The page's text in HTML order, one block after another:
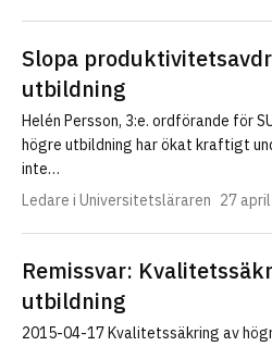
Slopa
utbildning
Helén Persson, 3:e. ordförande för
högre utbildning har ökat kraftigt
inte…
Ledare i Universitetsläraren 27
Remissvar:
utbildning
2015-04-17 Kvalitetssäkring av